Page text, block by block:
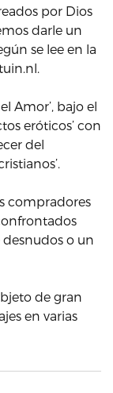
por Dios
darle un
se lee en la
Amor’, bajo el
eróticos’ con
del
compradores
o un
de gran
en varias